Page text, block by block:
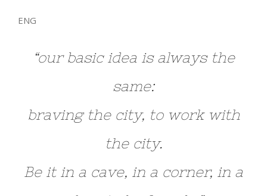
ENG
“our basic idea is always the
same:
braving the city, to work with
the city.
Be it in a cave, in a corner, in a